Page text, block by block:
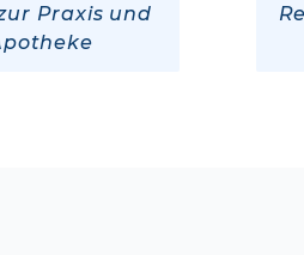
Praxis und